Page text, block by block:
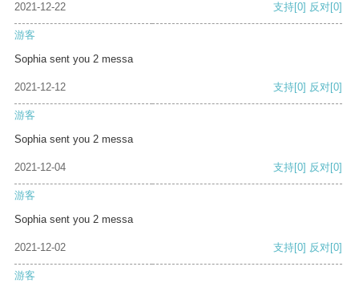
2021-12-22 支持[0] 反对[0]
游客
Sophia sent you 2 messa
2021-12-12 支持[0] 反对[0]
游客
Sophia sent you 2 messa
2021-12-04 支持[0] 反对[0]
游客
Sophia sent you 2 messa
2021-12-02 支持[0] 反对[0]
游客